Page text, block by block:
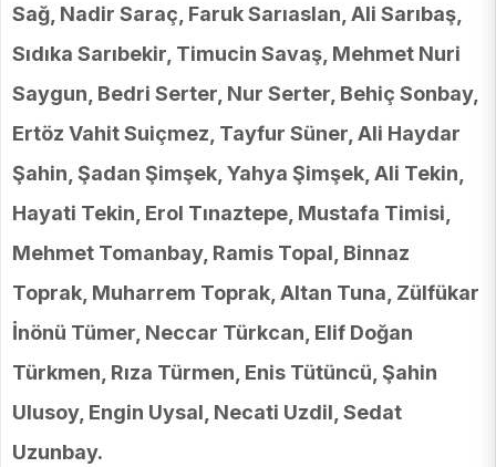
Sağ, Nadir Saraç, Faruk Sarıaslan, Ali Sarıbaş,
Sıdıka Sarıbekir, Timucin Savaş, Mehmet Nuri
Saygun, Bedri Serter, Nur Serter, Behiç Sonbay,
Ertöz Vahit Suiçmez, Tayfur Süner, Ali Haydar
Şahin, Şadan Şimşek, Yahya Şimşek, Ali Tekin,
Hayati Tekin, Erol Tınaztepe, Mustafa Timisi,
Mehmet Tomanbay, Ramis Topal, Binnaz
Toprak, Muharrem Toprak, Altan Tuna, Zülfükar
İnönü Tümer, Neccar Türkcan, Elif Doğan
Türkmen, Rıza Türmen, Enis Tütüncü, Şahin
Ulusoy, Engin Uysal, Necati Uzdil, Sedat
Uzunbay.